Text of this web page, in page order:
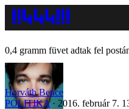
0,4 gramm füvet adtak fel
Horváth Bence
POLITIKA
2016. február 7.